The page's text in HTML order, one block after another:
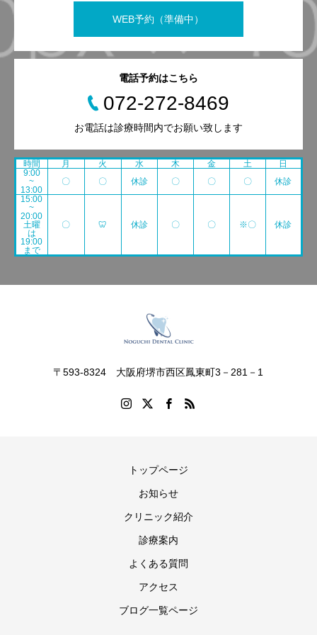
WEB予約（準備中）
電話予約はこちら
072-272-8469
お電話は診療時間内でお願い致します
時間 月 火 水 木 金 土
日
9:00
~
13:00
〇 〇 休診 〇 〇 〇
休診
15:00
~
20:00
土曜
は
19:00
まで
〇 🦷 休診 〇 〇 ※〇 休診
〒593-8324 大阪府堺市西区鳳東町3－281－1
トップページ
お知らせ
クリニック紹介
診療案内
よくある質問
アクセス
ブログ一覧ページ